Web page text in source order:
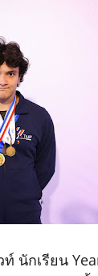
ท์ นักเรียน